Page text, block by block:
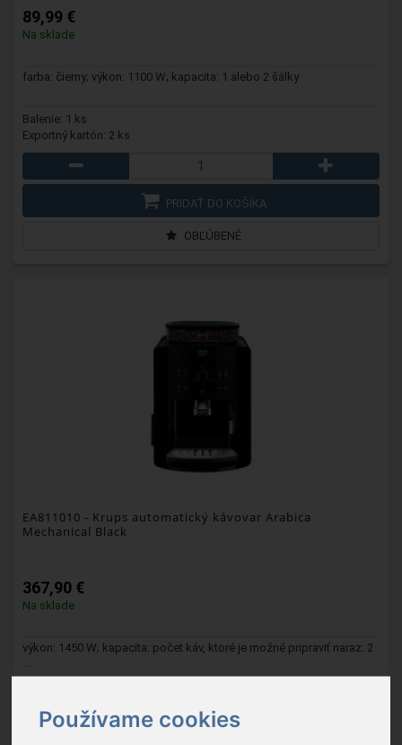
Používame cookies
89,99 €
Na sklade
farba: čierny; výkon: 1100 W; kapacita: 1 alebo 2 šálky
Balenie: 1 ks
Exportný kartón: 2 ks
PRIDAŤ DO KOŠÍKA
OBĽÚBENÉ
EA811010 - Krups automatický kávovar Arabica
Mechanical Black
367,90 €
Na sklade
výkon: 1450 W; kapacita: počet káv, ktoré je možné pripraviť naraz: 2